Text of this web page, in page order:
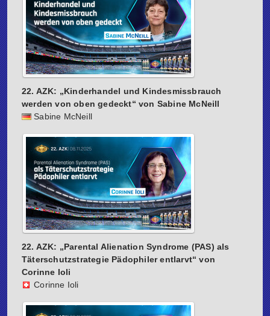
22. AZK: „Kinderhandel und Kindesmissbrauch
werden von oben gedeckt“ von Sabine McNeill
Sabine McNeill
22. AZK: „Parental Alienation Syndrome (PAS) als
Täterschutzstrategie Pädophiler entlarvt“ von
Corinne Ioli
Corinne Ioli